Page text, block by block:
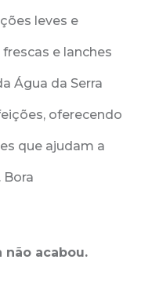
leves e
e lanches
Água da Serra
oferecendo
que ajudam a
não acabou.